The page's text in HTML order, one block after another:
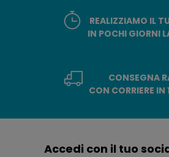
REALIZZIAMO IL
IN POCHI GIORNI
CONSEGNA
CON CORRIERE
Accedi con il tuo